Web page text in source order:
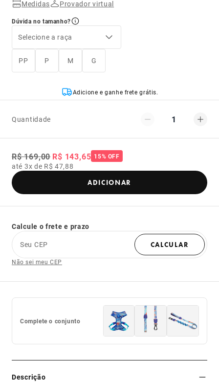
Medidas Provador virtual
Dúvida no tamanho?
Selecione a raça
PP P M G
Adicione e ganhe frete grátis.
Quantidade 1
R$ 169,00 R$ 143,65 15% OFF
até 3x de R$ 47,88
ADICIONAR
Calcule o frete e prazo
Seu CEP
CALCULAR
Não sei meu CEP
Complete o conjunto
Descrição